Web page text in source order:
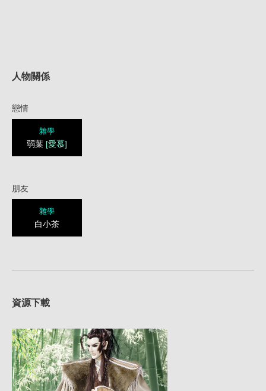
人物關係
戀情
雜學
弱葉 [愛慕]
朋友
雜學
白小茶
資源下載